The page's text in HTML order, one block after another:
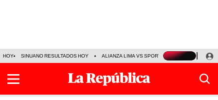
HOY SINUANO RESULTADOS HOY ALIANZA LIMA VS SPORT BOYS JORGE